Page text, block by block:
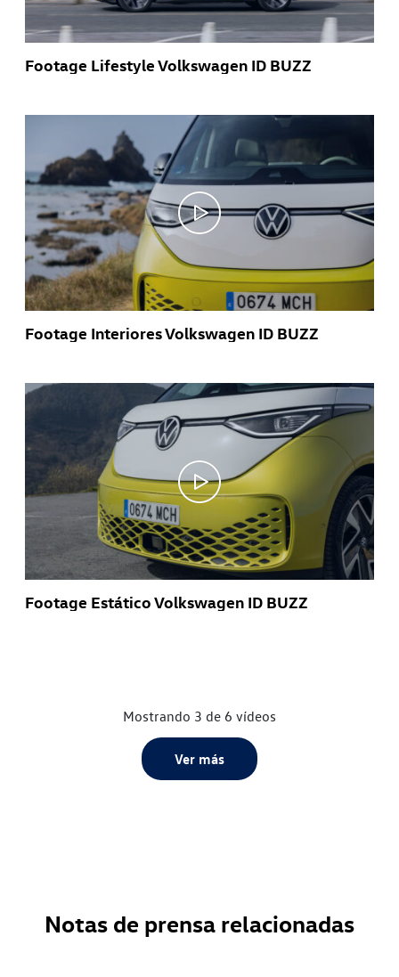
Footage Lifestyle Volkswagen ID BUZZ
Footage Interiores Volkswagen ID BUZZ
Footage Estático Volkswagen ID BUZZ
Mostrando 3 de 6 vídeos
Ver más
Notas de prensa relacionadas